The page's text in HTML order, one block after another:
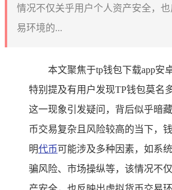
情况不仅关乎用户个人资产安全，
易环境的...
本文聚焦于tp钱包下载app安
特别提及有用户发现TP钱包莫名
这一现象引发疑问，背后似乎暗
币交易复杂且风险较高的当下，
明代币可能涉及多种因素，如系
骗风险、市场操纵等，该情况不